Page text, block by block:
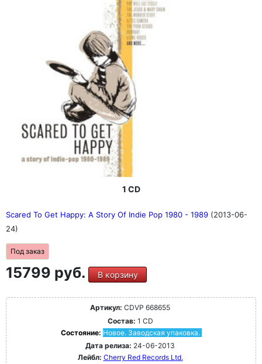
1 CD
Scared To Get Happy: A Story Of Indie Pop 1980 - 1989 (2013-06-
24)
Под заказ
15799 руб. В корзину
Артикул: CDVP 668655
Состав: 1 CD
Состояние: Новое. Заводская упаковка.
Дата релиза: 24-06-2013
Лейбл: Cherry Red Records Ltd.